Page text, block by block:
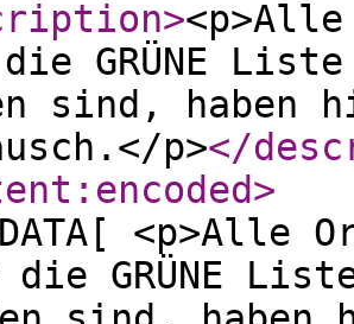
>
GRÜNE
sind, haben
p></
>
<p>Alle
die GRÜNE